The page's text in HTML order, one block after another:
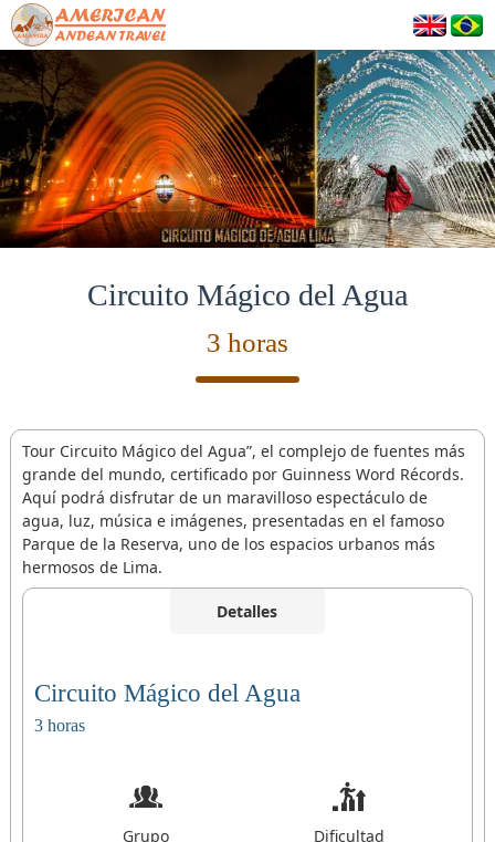
Circuito Mágico del Agua
3 horas
Tour Circuito Mágico del Agua”, el complejo de fuentes más
grande del mundo, certificado por Guinness Word Récords.
Aquí podrá disfrutar de un maravilloso espectáculo de
agua, luz, música e imágenes, presentadas en el famoso
Parque de la Reserva, uno de los espacios urbanos más
hermosos de Lima.
Detalles
Circuito Mágico del Agua
3 horas
Grupo
Dificultad